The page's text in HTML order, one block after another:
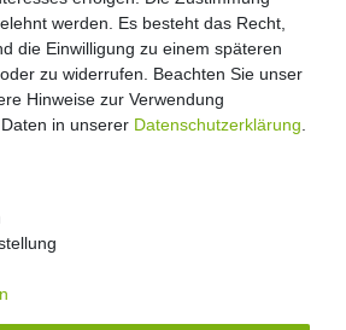
Widerrufs­formular
werden. Es besteht das Recht,
die Einwilligung zu einem späteren
zu widerrufen. Beachten Sie unser
Hinweise zur Verwendung
in unserer Daten­schutz­erklärung